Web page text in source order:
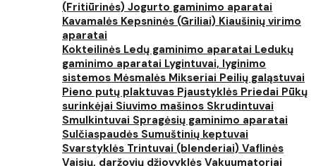
(Fritiūrinės) Jogurto gaminimo aparatai
Kavamalės Kepsninės (Griliai) Kiaušinių virimo
aparatai
Kokteilinės Ledų gaminimo aparatai Ledukų
gaminimo aparatai Lygintuvai, lyginimo
sistemos Mėsmalės Mikseriai Peilių galąstuvai
Pieno putų plaktuvas Pjaustyklės Priedai Pūkų
surinkėjai Siuvimo mašinos Skrudintuvai
Smulkintuvai Spragėsių gaminimo aparatai
Sulčiaspaudės Sumuštinių keptuvai
Svarstyklės Trintuvai (blenderiai) Vaflinės
Vaisių, daržovių džiovyklės Vakuumatoriai